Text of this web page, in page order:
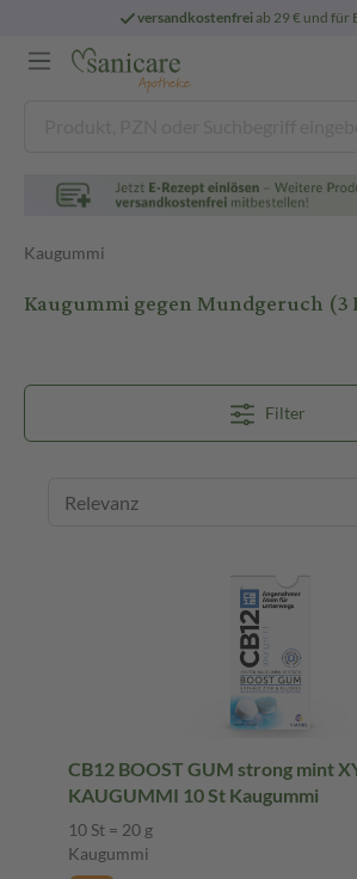
versandkostenfreiab 29 € und für
Kaugummi
Kaugummi gegen Mundgeruch
Filter
CB12 BOOST GUM strong mint
KAUGUMMI 10 St Kaugummi
10 St = 20 g
Kaugummi